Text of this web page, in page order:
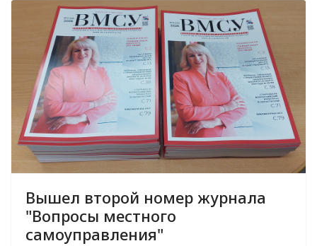
Вышел второй номер журнала
"Вопросы местного
самоуправления"